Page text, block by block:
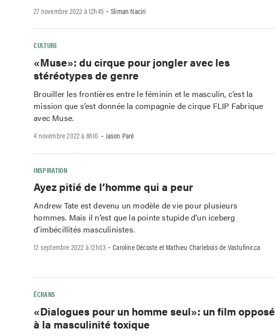
27 novembre 2022 à 12h45 -Sliman Naciri
CULTURE
«Muse»: du cirque pour jongler avec les
stéréotypes de genre
Brouiller les frontières entre le féminin et le masculin, c’est la
mission que s’est donnée la compagnie de cirque FLIP Fabrique
avec Muse.
4 novembre 2022 à 8h10 - Jason Paré
INSPIRATION
Ayez pitié de l’homme qui a peur
Andrew Tate est devenu un modèle de vie pour plusieurs
hommes. Mais il n’est que la pointe stupide d’un iceberg
d’imbécillités masculinistes.
12 septembre 2022 à 12h03 -Caroline Décoste et Mathieu Charlebois de Vastufinir.ca
ÉCRANS
«Dialogues pour un homme seul»: un film opposé
à la masculinité toxique